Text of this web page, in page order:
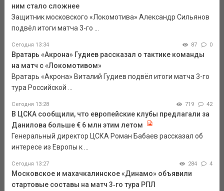
ним стало сложнее
Защитник московского «Локомотива» Александр Сильянов
подвёл итоги матча 3-го ...
Сегодня 13:34 87 0
Вратарь «Акрона» Гудиев рассказал о тактике команды
на матч с «Локомотивом»
Вратарь «Акрона» Виталий Гудиев подвёл итоги матча 3-го
тура Российской ...
Сегодня 13:28 719 42
В ЦСКА сообщили, что европейские клубы предлагали за
Данилова больше € 6 млн этим летом
Генеральный директор ЦСКА Роман Бабаев рассказал об
интересе из Европы к ...
Сегодня 13:27 284 4
Московское и махачкалинское «Динамо» объявили
стартовые составы на матч 3‑го тура РПЛ